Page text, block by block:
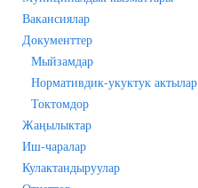
Вакансиялар
Документтер
Мыйзамдар
Нормативдик-укуктук актылар
Токтомдор
Жаңылыктар
Иш-чаралар
Кулактандыруулар